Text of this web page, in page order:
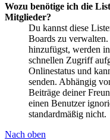
Wozu benötige ich die
Mitglieder?
Du kannst diese
Boards zu
hinzufügst, werden
schnellen Zugriff
Onlinestatus und
senden. Abhängig
Beiträge deiner
einen Benutzer
standardmäßig nicht.
Nach oben